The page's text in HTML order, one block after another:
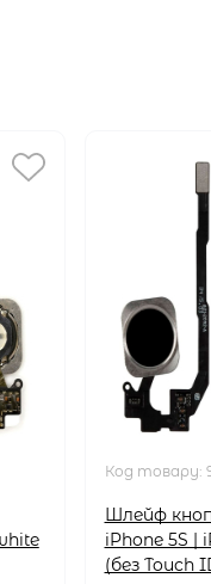
Код товару:
Шлейф
iPhone 5S |
(без Touch